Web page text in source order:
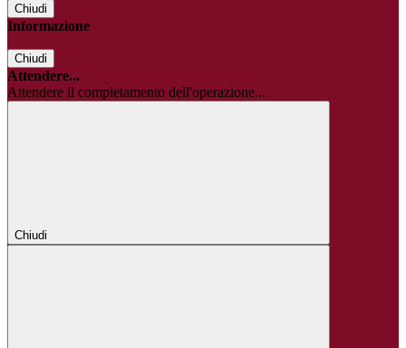
Chiudi
Informazione
Chiudi
Attendere...
Attendere il completamento dell'operazione...
Chiudi